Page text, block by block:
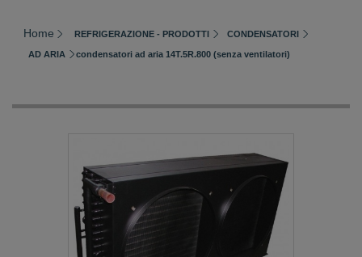
Home REFRIGERAZIONE - PRODOTTI CONDENSATORI
AD ARIA condensatori ad aria 14T.5R.800 (senza ventilatori)